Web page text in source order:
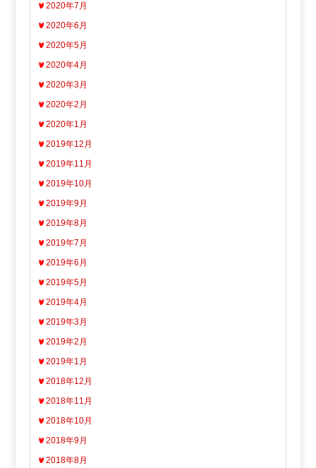
2020年7月
2020年6月
2020年5月
2020年4月
2020年3月
2020年2月
2020年1月
2019年12月
2019年11月
2019年10月
2019年9月
2019年8月
2019年7月
2019年6月
2019年5月
2019年4月
2019年3月
2019年2月
2019年1月
2018年12月
2018年11月
2018年10月
2018年9月
2018年8月